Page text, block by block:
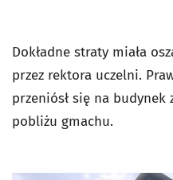
Dokładne straty miała
przez rektora uczelni.
przeniósł się na budynek
pobliżu gmachu.